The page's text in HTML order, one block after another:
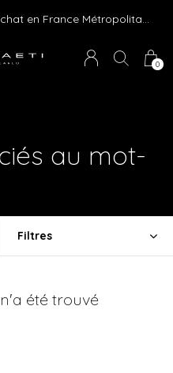
0
Livraison gratuite dès 75 € d'achat en France Métropolitaine et Monaco (hors mobilier)
au mot-
Filtres
été trouvé